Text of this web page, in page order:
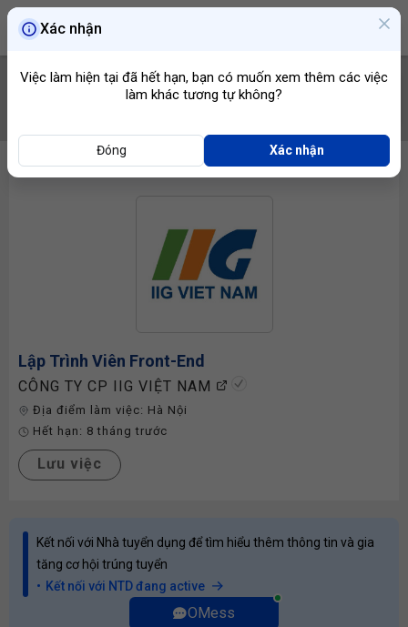
Lập Trình Viên Front-End
CÔNG TY CP IIG VIỆT NAM
Địa điểm làm việc: Hà Nội
Hết hạn: 8 tháng trước
Lưu việc
Kết nối với Nhà tuyển dụng để tìm hiểu thêm thông tin và gia
tăng cơ hội trúng tuyển
Kết nối với NTD đang active
OMess
Xác nhận
Việc làm hiện tại đã hết hạn, bạn có muốn xem thêm các việc
làm khác tương tự không?
Đóng Xác nhận